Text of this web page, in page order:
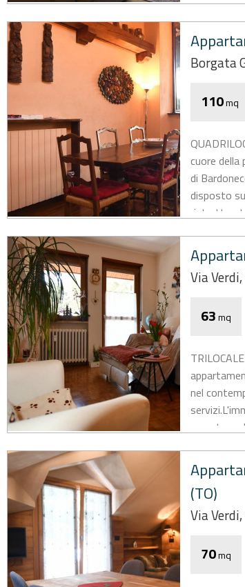
Borgata
110mq
cuore
di
disposto
ristrutturata
Via
63mq
nel
coperto,
(TO)
Via
70mq